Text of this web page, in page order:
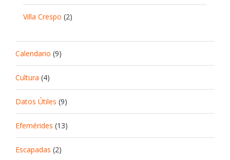
Villa Crespo (2)
Calendario (9)
Cultura (4)
Datos Útiles (9)
Efemérides (13)
Escapadas (2)